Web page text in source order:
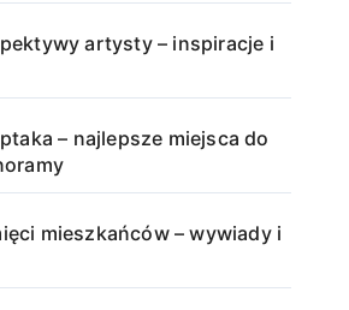
artysty – inspiracje i
– najlepsze miejsca do
mieszkańców – wywiady i